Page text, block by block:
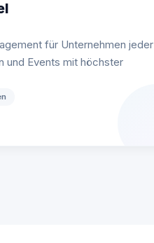
für Unternehmen jeder
und Events mit höchster